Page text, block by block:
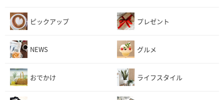
ピックアップ プレゼント
NEWS グルメ
おでかけ ライフスタイル